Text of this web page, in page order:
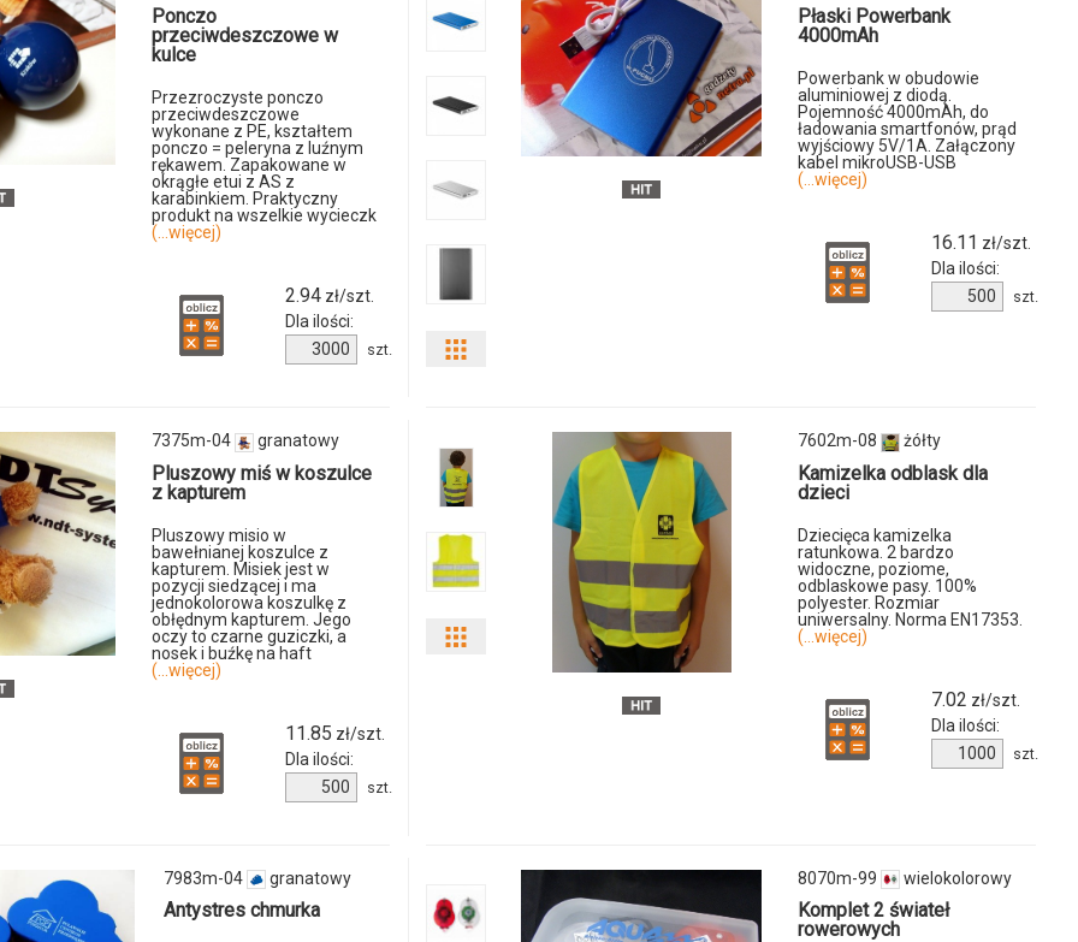
i
produktu
7251m-
04
Ponczo
przeciwdeszczowe w
kulce
Przezroczyste ponczo
przeciwdeszczowe
wykonane z PE, kształtem
ponczo = peleryna z luźnym
rękawem. Zapakowane w
okrągłe etui z AS z
karabinkiem. Praktyczny
produkt na wszelkie wycieczk
(...więcej)
2.94 zł/szt.
Dla ilości:
Ilość
produktu
szt.
i
ilości
produktu
8735m-
Płaski Powerbank
4000mAh
Powerbank w obudowie
aluminiowej z diodą.
Pojemność 4000mAh, do
ładowania smartfonów, prąd
wyjściowy 5V/1A. Załączony
kabel mikroUSB-USB
(...więcej)
16.11 zł/szt.
Dla ilości:
produktu
szt.
7375m-04 granatowy
Pluszowy miś w koszulce
z kapturem
Pluszowy misio w
bawełnianej koszulce z
kapturem. Misiek jest w
pozycji siedzącej i ma
jednokolorowa koszulkę z
obłędnym kapturem. Jego
oczy to czarne guziczki, a
nosek i buźkę na haft
(...więcej)
11.85 zł/szt.
Dla ilości:
produktu
szt.
7602m-
08
7602m-08 żółty
Kamizelka odblask dla
dzieci
Dziecięca kamizelka
ratunkowa. 2 bardzo
widoczne, poziome,
odblaskowe pasy. 100%
polyester. Rozmiar
uniwersalny. Norma EN17353.
(...więcej)
7.02 zł/szt.
Dla ilości:
Ilość
produktu
szt.
7983m-04 granatowy
Antystres chmurka
8070m-99 wielokolorowy
Komplet 2 świateł
rowerowych